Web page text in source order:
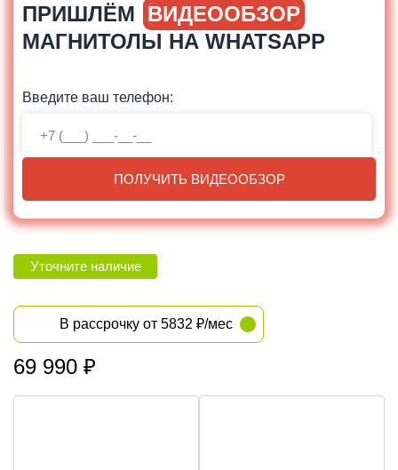
ПРИШЛЁМ ВИДЕООБЗОР
МАГНИТОЛЫ НА WHATSAPP
Введите ваш телефон:
ПОЛУЧИТЬ ВИДЕООБЗОР
Уточните наличие
В рассрочку от 5832 ₽/мес
69 990 ₽